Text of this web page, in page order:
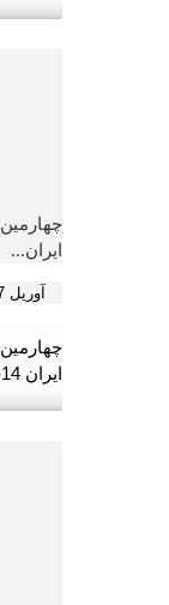
ایران...
آوریل 17, 2017
ایران 14-17 آذر 1396